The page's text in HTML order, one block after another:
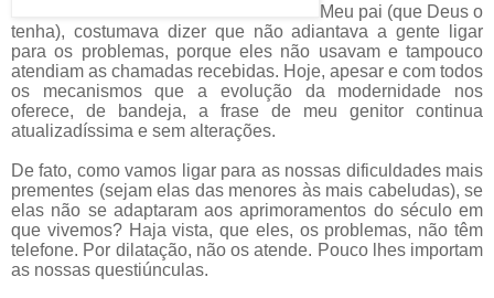
Meu pai (que Deus o
tenha), costumava dizer que não adiantava a gente ligar
para os problemas, porque eles não usavam e tampouco
atendiam as chamadas recebidas. Hoje, apesar e com todos
os mecanismos que a evolução da modernidade nos
oferece, de bandeja, a frase de meu genitor continua
atualizadíssima e sem alterações.
De fato, como vamos ligar para as nossas dificuldades mais
prementes (sejam elas das menores às mais cabeludas), se
elas não se adaptaram aos aprimoramentos do século em
que vivemos? Haja vista, que eles, os problemas, não têm
telefone. Por dilatação, não os atende. Pouco lhes importam
as nossas questiúnculas.